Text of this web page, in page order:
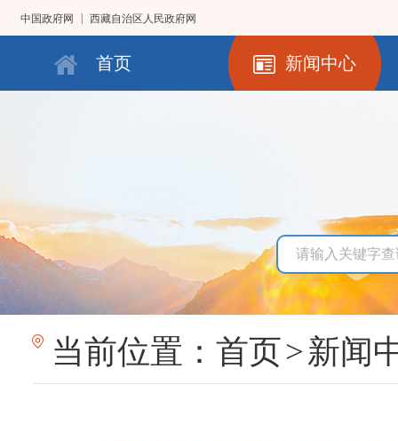
中国政府网 西藏自治区人民政府网
首页 新闻中心
当前位置： 首页>新闻